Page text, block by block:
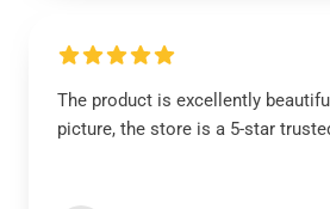
The product is excellently
picture, the store is a 5-star